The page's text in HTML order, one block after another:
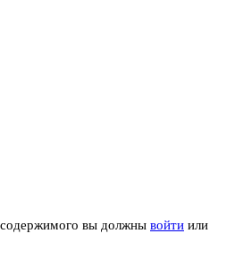
вы должны войти или